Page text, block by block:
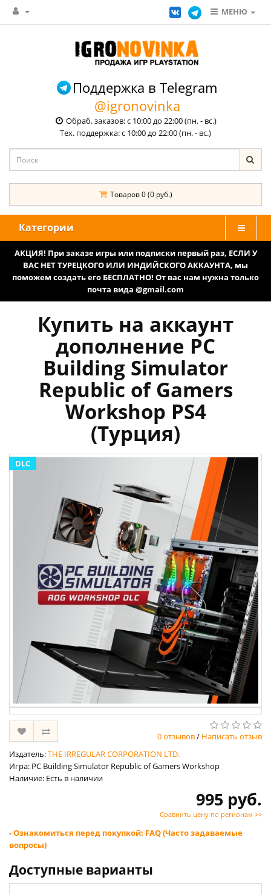
МЕНЮ
Поддержка в Telegram
@igronovinka
Обраб. заказов: с 10:00 до 22:00 (пн. - вс.)
Тех. поддержка: с 10:00 до 22:00 (пн. - вс.)
Товаров 0 (0 руб.)
Категории
АКЦИЯ! При заказе игры или подписки первый раз, ЕСЛИ У
ВАС НЕТ ТУРЕЦКОГО ИЛИ ИНДИЙСКОГО АККАУНТА, мы
поможем создать его БЕСПЛАТНО! От вас нам нужна только
почта вида @gmail.com
Купить на аккаунт
дополнение PC
Building Simulator
Republic of Gamers
Workshop PS4
(Турция)
DLC
0 отзывов/ Написать отзыв
Издатель:THE IRREGULAR CORPORATION LTD.
Игра: PC Building Simulator Republic of Gamers Workshop
Наличие: Есть в наличии
995 руб.
Сравнить цену по регионам >>
- Ознакомиться перед покупкой: FAQ (Часто задаваемые
вопросы)
Доступные варианты